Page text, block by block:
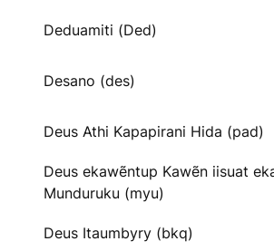
Deduamiti (Ded)
Desano (des)
Deus Athi Kapapirani Hida (pad)
Deus ekawẽntup Kawẽn iisuat
Munduruku (myu)
Deus Itaumbyry (bkq)